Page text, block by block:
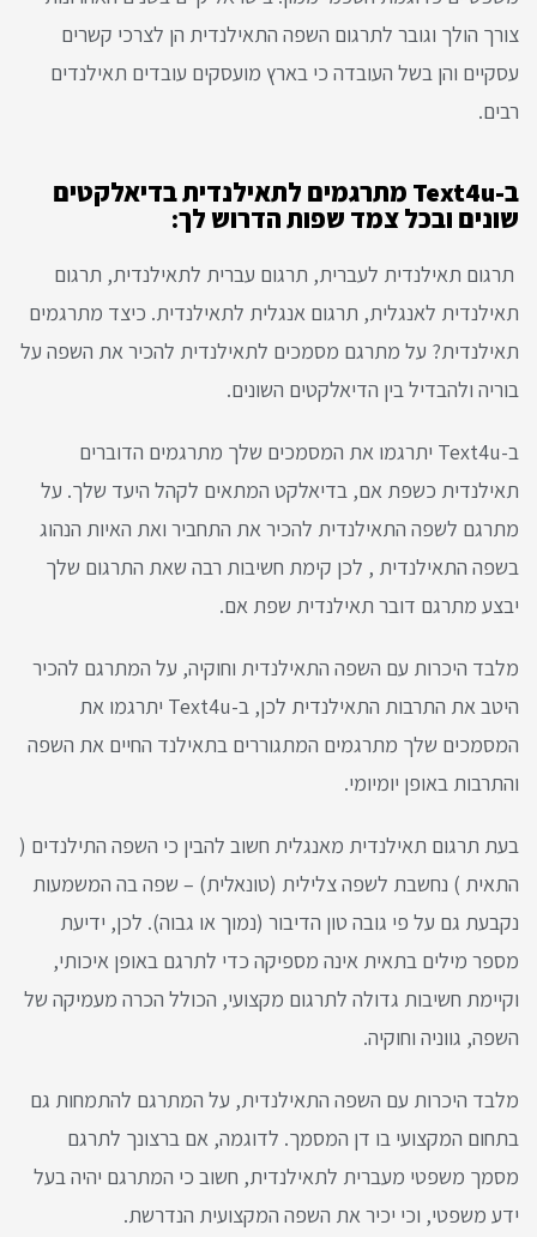
צורך הולך וגובר לתרגום השפה התאילנדית הן לצרכי קשרים
עסקיים והן בשל העובדה כי בארץ מועסקים עובדים תאילנדים
רבים.
ב-Text4u מתרגמים לתאילנדית בדיאלקטים
שונים ובכל צמד שפות הדרוש לך:
תרגום תאילנדית לעברית, תרגום עברית לתאילנדית, תרגום
תאילנדית לאנגלית, תרגום אנגלית לתאילנדית. כיצד מתרגמים
תאילנדית? על מתרגם מסמכים לתאילנדית להכיר את השפה על
בוריה ולהבדיל בין הדיאלקטים השונים.
ב-Text4u יתרגמו את המסמכים שלך מתרגמים הדוברים
תאילנדית כשפת אם, בדיאלקט המתאים לקהל היעד שלך. על
מתרגם לשפה התאילנדית להכיר את התחביר ואת האיות הנהוג
בשפה התאילנדית , לכן קימת חשיבות רבה שאת התרגום שלך
יבצע מתרגם דובר תאילנדית שפת אם.
מלבד היכרות עם השפה התאילנדית וחוקיה, על המתרגם להכיר
היטב את התרבות התאילנדית לכן, ב-Text4u יתרגמו את
המסמכים שלך מתרגמים המתגוררים בתאילנד החיים את השפה
והתרבות באופן יומיומי.
בעת תרגום תאילנדית מאנגלית חשוב להבין כי השפה התילנדים (
התאית ) נחשבת לשפה צלילית (טונאלית) – שפה בה המשמעות
נקבעת גם על פי גובה טון הדיבור (נמוך או גבוה). לכן, ידיעת
מספר מילים בתאית אינה מספיקה כדי לתרגם באופן איכותי,
וקיימת חשיבות גדולה לתרגום מקצועי, הכולל הכרה מעמיקה של
השפה, גווניה וחוקיה.
מלבד היכרות עם השפה התאילנדית, על המתרגם להתמחות גם
בתחום המקצועי בו דן המסמך. לדוגמה, אם ברצונך לתרגם
מסמך משפטי מעברית לתאילנדית, חשוב כי המתרגם יהיה בעל
ידע משפטי, וכי יכיר את השפה המקצועית הנדרשת.